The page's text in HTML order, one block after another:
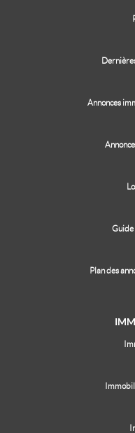
Annonces
Plan des